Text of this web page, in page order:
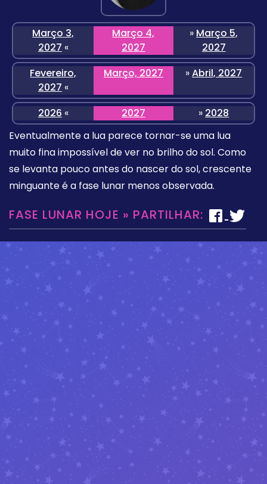
Março 3,
2027 «
Março 4,
2027
» Março 5,
2027
Fevereiro,
2027 «
Março, 2027 »Abril, 2027
2026 « 2027 » 2028
Eventualmente a lua parece tornar-se uma lua
muito fina impossível de ver no brilho do sol. Como
se levanta pouco antes do nascer do sol, crescente
minguante é a fase lunar menos observada.
FASE LUNAR HOJE » PARTILHAR: